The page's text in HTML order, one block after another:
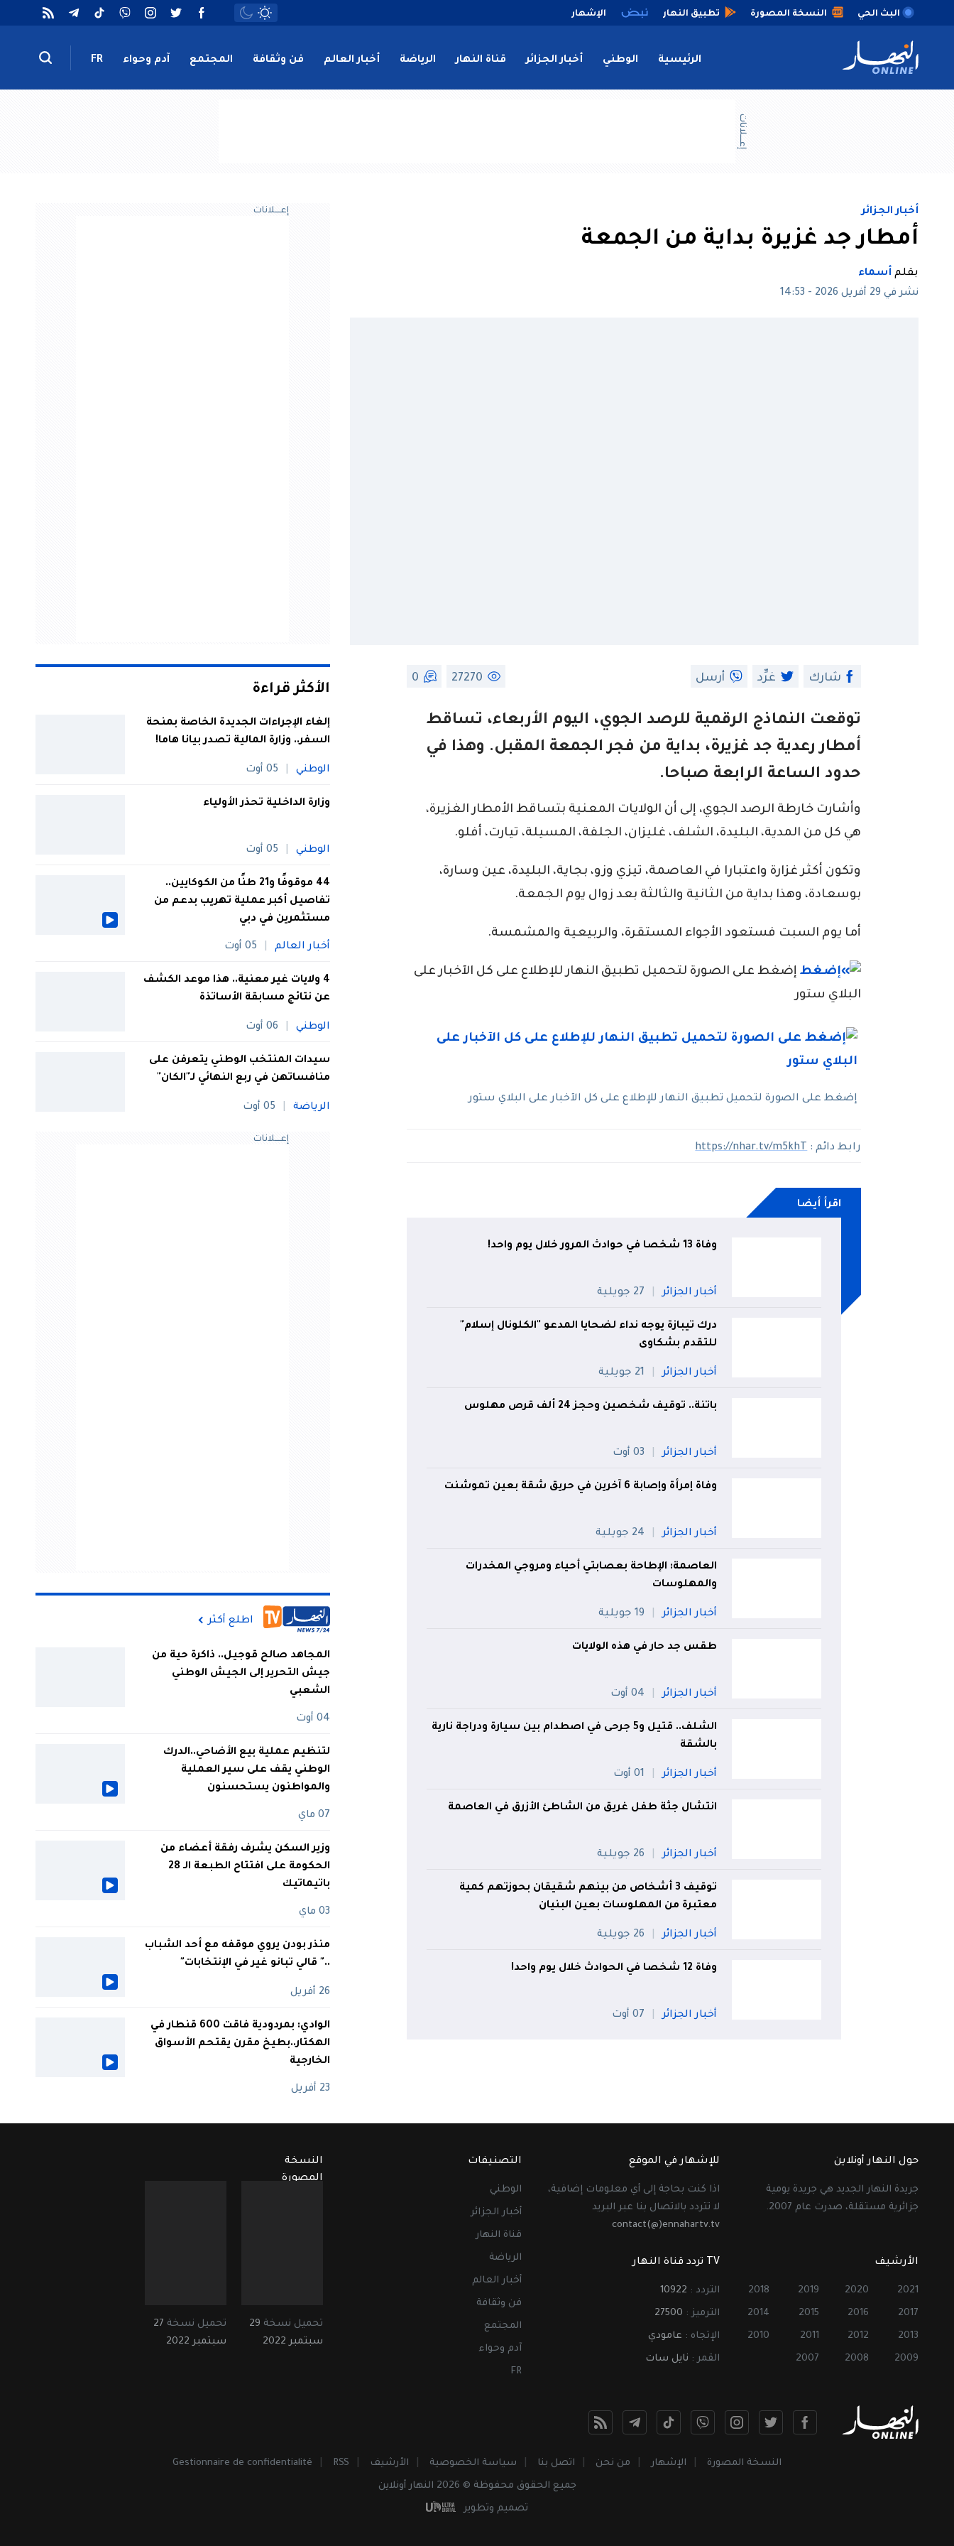
البث الحي النسخة المصورة تطبيق النهار الإشهار
الرئيسية الوطني أخبار الجزائر قناة النهار الرياضة أخبار العالم فن وثقافة المجتمع آدم وحواء FR
إعــــلانات
أخبار الجزائر
أمطار جد غزيرة بداية من الجمعة
بقلم أسماء
نشر في 29 أفريل 2026 - 14:53
شارك غرِّد أرسل 27270
0
توقعت النماذج الرقمية للرصد الجوي، اليوم الأربعاء، تساقط
أمطار رعدية جد غزيرة، بداية من فجر الجمعة المقبل. وهذا في
حدود الساعة الرابعة صباحا.
وأشارت خارطة الرصد الجوي، إلى أن الولايات المعنية بتساقط الأمطار الغزيرة،
هي كل من المدية، البليدة، الشلف، غليزان، الجلفة، المسيلة، تيارت، أفلو.
وتكون أكثر غزارة واعتبارا في العاصمة، تيزي وزو، بجاية، البليدة، عين وسارة،
بوسعادة، وهذا بداية من الثانية والثالثة بعد زوال يوم الجمعة.
أما يوم السبت فستعود الأجواء المستقرة، والربيعية والمشمسة.
إضغط على الصورة لتحميل تطبيق النهار للإطلاع على كل الآخبار على
البلاي ستور
إضغط على الصورة لتحميل تطبيق النهار للإطلاع على كل الآخبار على البلاي ستور
رابط دائم :https://nhar.tv/m5khT
اقرأ أيضا
وفاة 13 شخصا في حوادث المرور خلال يوم واحد!
أخبار الجزائر 27 جويلية
درك تيبازة يوجه نداء لضحايا المدعو "الكلونال إسلام"
للتقدم بشكاوى
أخبار الجزائر 21 جويلية
باتنة.. توقيف شخصين وحجز 24 ألف قرص مهلوس
أخبار الجزائر 03 أوت
وفاة إمرأة وإصابة 6 آخرين في حريق شقة بعين تموشنت
أخبار الجزائر 24 جويلية
العاصمة: الإطاحة بعصابتي أحياء ومروجي المخدرات
والمهلوسات
أخبار الجزائر 19 جويلية
طقس جد حار في هذه الولايات
أخبار الجزائر 04 أوت
الشلف.. قتيل و5 جرحى في اصطدام بين سيارة ودراجة نارية
بالشقة
أخبار الجزائر 01 أوت
انتشال جثة طفل غريق من الشاطئ الأزرق في العاصمة
أخبار الجزائر 26 جويلية
توقيف 3 أشخاص من بينهم شقيقان بحوزتهم كمية
معتبرة من المهلوسات بعين البنيان
أخبار الجزائر 26 جويلية
وفاة 12 شخصا في الحوادث خلال يوم واحد!
أخبار الجزائر 07 أوت
إعــــلانات
الأكثر قراءة
إلغاء الإجراءات الجديدة الخاصة بمنحة
السفر.. وزارة المالية تصدر بيانا هاما!
الوطني 05 أوت
وزارة الداخلية تحذر الأولياء
الوطني 05 أوت
44 موقوفًا و21 طنًا من الكوكايين..
تفاصيل أكبر عملية تهريب بدعم من
مستثمرين في دبي
أخبار العالم 05 أوت
4 ولايات غير معنية.. هذا موعد الكشف
عن نتائج مسابقة الأساتذة
الوطني 06 أوت
سيدات المنتخب الوطني يتعرفن على
منافساتهن في ربع النهائي لـ"الكان"
الرياضة 05 أوت
إعــــلانات
اطلع أكثر
المجاهد صالح قوجيل.. ذاكرة حية من
جيش التحرير إلى الجيش الوطني
الشعبي
04 أوت
لتنظيم عملية بيع الأضاحي..الدرك
الوطني يقف على سير العملية
والمواطنون يستحسنون
07 ماي
وزير السكن يشرف رفقة أعضاء من
الحكومة على افتتاح الطبعة الـ 28
باتيماتيك
03 ماي
منذر بودن يروي موقفه مع أحد الشباب
.." قالي تبانو غير في الإنتخابات"
26 أفريل
الوادي: بمردودية فاقت 600 قنطار في
الهكتار..بطيخ مقرن يقتحم الأسواق
الخارجية
23 أفريل
حول النهار أونلاين
جريدة النهار الجديد هي جريدة يومية
جزائرية مستقلة، صدرت عام 2007.
للإشهار في الموقع
اذا كنت بحاجة إلى أي معلومات إضافية،
لا تتردد بالاتصال بنا عبر البريد
contact(@)ennahartv.tv
الأرشيف
2021
2020
2019
2018
2017
2016
2015
2014
2013
2012
2011
2010
2009
2008
2007
TV تردد قناة النهار
التردد : 10922
الترميز : 27500
الإتجاه : عامودي
القمر : نايل سات
التصنيفات
الوطني
أخبار الجزائر
قناة النهار
الرياضة
أخبار العالم
فن وثقافة
المجتمع
آدم وحواء
FR
النسخة
المصورة
تحميل نسخة 29
سبتمبر 2022
تحميل نسخة 27
سبتمبر 2022
النسخة المصورة الإشهار من نحن اتصل بنا سياسة الخصوصية الأرشيف RSS
Gestionnaire de confidentialité
جميع الحقوق محفوظة © 2026 النهار أونلاين
تصميم وتطوير